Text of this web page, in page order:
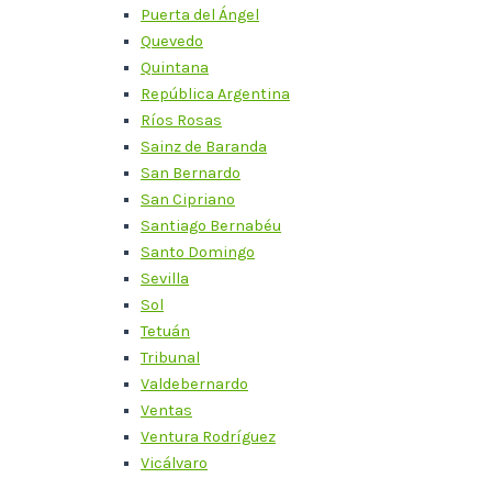
Puerta del Ángel
Quevedo
Quintana
República Argentina
Ríos Rosas
Sainz de Baranda
San Bernardo
San Cipriano
Santiago Bernabéu
Santo Domingo
Sevilla
Sol
Tetuán
Tribunal
Valdebernardo
Ventas
Ventura Rodríguez
Vicálvaro